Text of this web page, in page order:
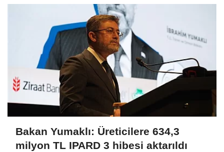
Bakan Yumaklı: Üreticilere 634,3
milyon TL IPARD 3 hibesi aktarıldı